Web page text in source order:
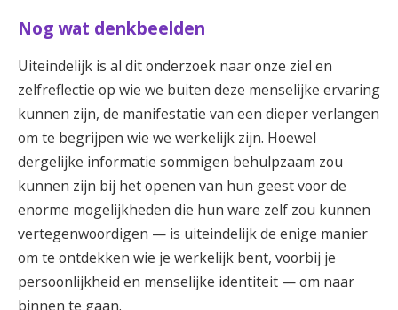
Nog wat denkbeelden
Uiteindelijk is al dit onderzoek naar onze ziel en
zelfreflectie op wie we buiten deze menselijke ervaring
kunnen zijn, de manifestatie van een dieper verlangen
om te begrijpen wie we werkelijk zijn. Hoewel
dergelijke informatie sommigen behulpzaam zou
kunnen zijn bij het openen van hun geest voor de
enorme mogelijkheden die hun ware zelf zou kunnen
vertegenwoordigen — is uiteindelijk de enige manier
om te ontdekken wie je werkelijk bent, voorbij je
persoonlijkheid en menselijke identiteit — om naar
binnen te gaan.